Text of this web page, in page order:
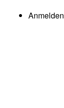
User
Anmelden